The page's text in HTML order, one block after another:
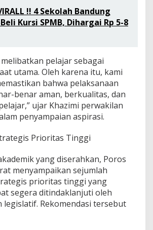
!! 4 Sekolah Bandung
Kursi SPMB, Dihargai Rp 5-8
pelajar sebagai
utama. Oleh karena itu, kami
bahwa pelaksanaan
benar aman, berkualitas, dan
ujar Khazimi perwakilan
penyampaian aspirasi.
Prioritas Tinggi
yang diserahkan, Poros
menyampaikan sejumlah
prioritas tinggi yang
segera ditindaklanjuti oleh
legislatif. Rekomendasi tersebut